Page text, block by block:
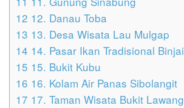
12 12. Danau Toba
13 13. Desa Wisata Lau Mulgap
14 14. Pasar Ikan Tradisional Binjai
15 15. Bukit Kubu
16 16. Kolam Air Panas Sibolangit
17 17. Taman Wisata Bukit Lawang